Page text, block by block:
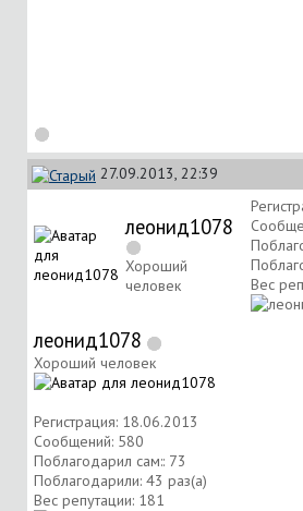
27.09.2013, 22:39
леонид1078
Хороший
человек
Вес
леонид1078
Хороший человек
Регистрация: 18.06.2013
Сообщений: 580
Поблагодарил сам:: 73
Поблагодарили: 43 раз(а)
Вес репутации: 181